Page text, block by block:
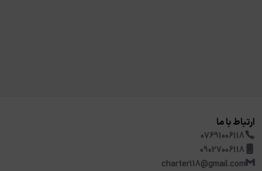
ارتباط با ما
07691006118
09027006118
charter118@gmail.com